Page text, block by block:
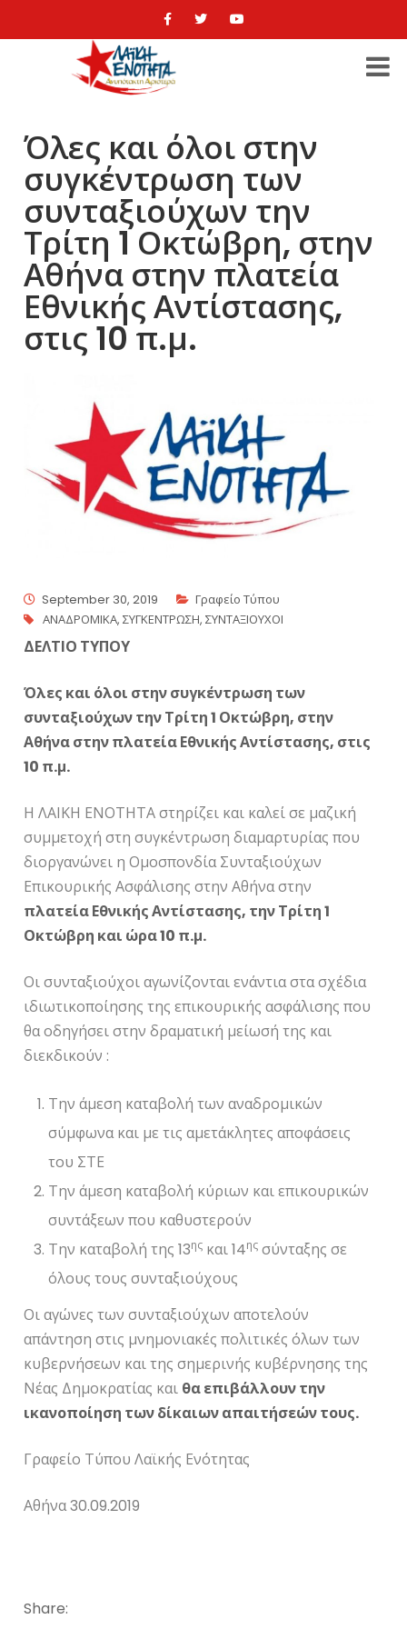
Όλες και όλοι στην
συγκέντρωση των
συνταξιούχων την
Τρίτη 1 Οκτώβρη, στην
Αθήνα στην πλατεία
Εθνικής Αντίστασης,
στις 10 π.μ.
September 30, 2019
Γραφείο Τύπου
ΑΝΑΔΡΟΜΙΚΑ,ΣΥΓΚΕΝΤΡΩΣΗ,ΣΥΝΤΑΞΙΟΥΧΟΙ
ΔΕΛΤΙΟ ΤΥΠΟΥ
Όλες και όλοι στην συγκέντρωση των
συνταξιούχων την Τρίτη 1 Οκτώβρη, στην
Αθήνα στην πλατεία Εθνικής Αντίστασης, στις
10 π.μ.
Η ΛΑΙΚΗ ΕΝΟΤΗΤΑ στηρίζει και καλεί σε μαζική
συμμετοχή στη συγκέντρωση διαμαρτυρίας που
διοργανώνει η Ομοσπονδία Συνταξιούχων
Επικουρικής Ασφάλισης στην Αθήνα στην
πλατεία Εθνικής Αντίστασης, την Τρίτη 1
Οκτώβρη και ώρα 10 π.μ.
Οι συνταξιούχοι αγωνίζονται ενάντια στα σχέδια
ιδιωτικοποίησης της επικουρικής ασφάλισης που
θα οδηγήσει στην δραματική μείωσή της και
διεκδικούν :
Την άμεση καταβολή των αναδρομικών
σύμφωνα και με τις αμετάκλητες αποφάσεις
του ΣΤΕ
Την άμεση καταβολή κύριων και επικουρικών
συντάξεων που καθυστερούν
Την καταβολή της 13ης και 14ης σύνταξης σε
όλους τους συνταξιούχους
Οι αγώνες των συνταξιούχων αποτελούν
απάντηση στις μνημονιακές πολιτικές όλων των
κυβερνήσεων και της σημερινής κυβέρνησης της
Νέας Δημοκρατίας και θα επιβάλλουν την
ικανοποίηση των δίκαιων απαιτήσεών τους.
Γραφείο Τύπου Λαϊκής Ενότητας
Αθήνα 30.09.2019
Share: